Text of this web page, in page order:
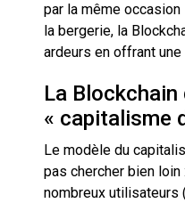
par la même
la bergerie, la
ardeurs en offrant
La Blockchain
« capitalisme
Le modèle du
pas chercher bien
nombreux utilisateurs